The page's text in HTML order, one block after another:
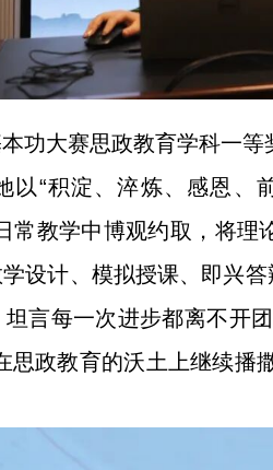
功大赛思政教育学科一
以“积淀、淬炼、感恩、
常教学中博观约取，将
设计、模拟授课、即兴
言每一次进步都离不开
思政教育的沃土上继续